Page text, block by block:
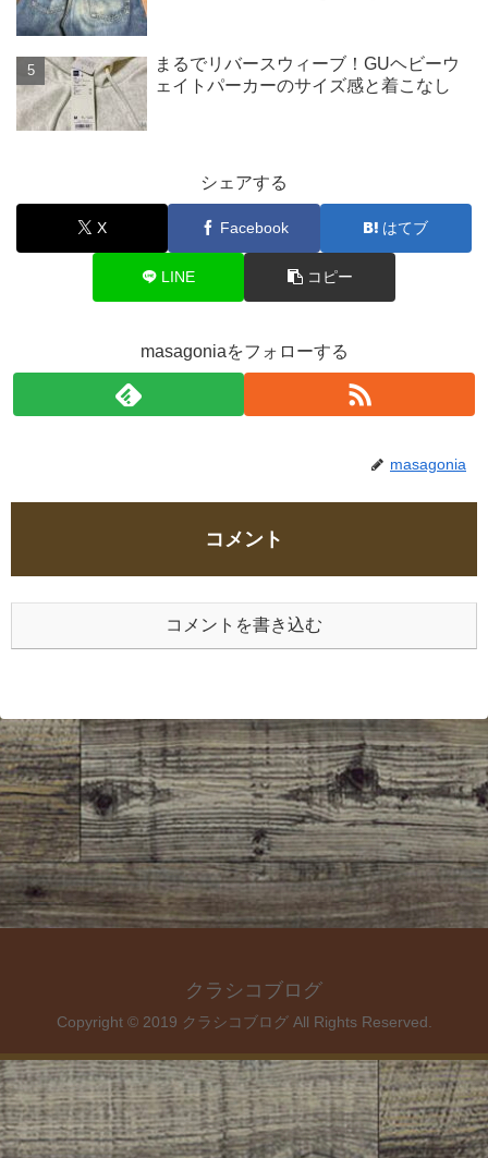
まるでリバースウィーブ！GUヘビーウ
ェイトパーカーのサイズ感と着こなし
シェアする
X Facebook はてブ
LINE コピー
masagoniaをフォローする
masagonia
コメント
コメントを書き込む
クラシコブログ
Copyright © 2019 クラシコブログ All Rights Reserved.